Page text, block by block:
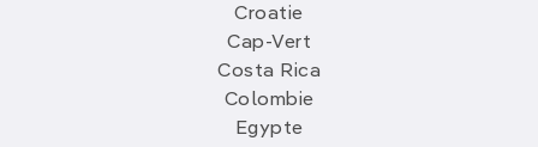
Croatie
Cap-Vert
Costa Rica
Colombie
Egypte